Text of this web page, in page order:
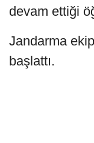
devam ettiği
Jandarma
başlattı.